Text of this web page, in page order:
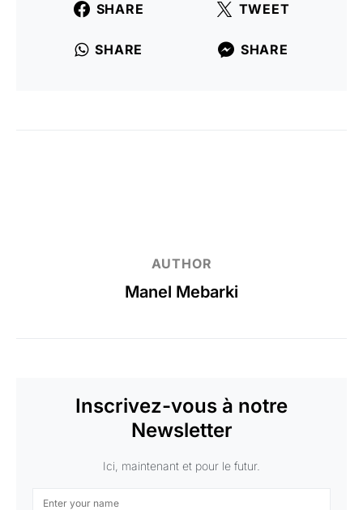
SHARE TWEET
SHARE SHARE
AUTHOR
Manel Mebarki
Inscrivez-vous à notre
Newsletter
Ici, maintenant et pour le futur.